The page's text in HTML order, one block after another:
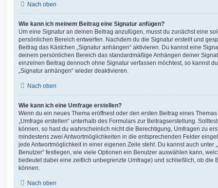
Nach oben
Wie kann ich meinem Beitrag eine Signatur anfügen?
Um eine Signatur an deinen Beitrag anzufügen, musst du zunächst eine
persönlichen Bereich entwerfen. Nachdem du die Signatur erstellt und
Beitrag das Kästchen „Signatur anhängen“ aktivieren. Du kannst eine
deinem persönlichen Bereich das standardmäßige Anhängen deiner
einzelnen Beitrag dennoch ohne Signatur verfassen möchtest, so kannst
„Signatur anhängen“ wieder deaktivieren.
Nach oben
Wie kann ich eine Umfrage erstellen?
Wenn du ein neues Thema eröffnest oder den ersten Beitrag eines
„Umfrage erstellen“ unterhalb des Formulars zur Beitragserstellung.
können, so hast du wahrscheinlich nicht die Berechtigung, Umfragen zu
mindestens zwei Antwortmöglichkeiten in die entsprechenden Felder
jede Antwortmöglichkeit in einer eigenen Zeile steht. Du kannst auch unter
Benutzer“ festlegen, wie viele Optionen ein Benutzer auswählen kann,
bedeutet dabei eine zeitlich unbegrenzte Umfrage) und schließlich, ob die
können.
Nach oben